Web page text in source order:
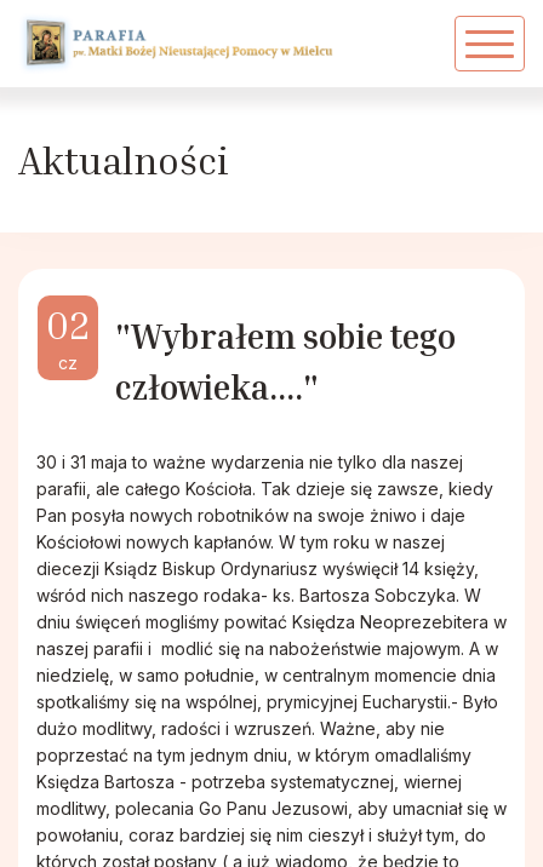
Dawni proboszczowie
Siostry Zakonne
Patronka Mielca
Pismo IKONA
Sakramenty
Dziewczęca Służba Maryjna
Grupa Młodzieżowa
Grupa Ojca Pio
Rodzinne Róże Różańcowe
Hospicjum Domowe
Koło Przyjaciół Radia Maryja
Promyczki Bożej Miłości
Róże Różańcowe
Aktualności
02
cz
"Wybrałem sobie tego
człowieka...."
30 i 31 maja to ważne wydarzenia nie tylko dla naszej
parafii, ale całego Kościoła. Tak dzieje się zawsze, kiedy
Pan posyła nowych robotników na swoje żniwo i daje
Kościołowi nowych kapłanów. W tym roku w naszej
diecezji Ksiądz Biskup Ordynariusz wyświęcił 14 księży,
wśród nich naszego rodaka- ks. Bartosza Sobczyka. W
dniu święceń mogliśmy powitać Księdza Neoprezebitera w
naszej parafii i modlić się na nabożeństwie majowym. A w
niedzielę, w samo południe, w centralnym momencie dnia
spotkaliśmy się na wspólnej, prymicyjnej Eucharystii.- Było
dużo modlitwy, radości i wzruszeń. Ważne, aby nie
poprzestać na tym jednym dniu, w którym omadlaliśmy
Księdza Bartosza - potrzeba systematycznej, wiernej
modlitwy, polecania Go Panu Jezusowi, aby umacniał się w
powołaniu, coraz bardziej się nim cieszył i służył tym, do
których został posłany ( a już wiadomo, że będzie to